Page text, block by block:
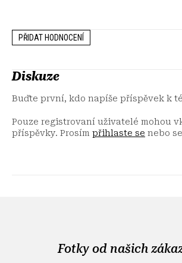
PŘIDAT HODNOCENÍ
Diskuze
Buďte první, kdo napíše příspěvek k
Pouze registrovaní uživatelé mohou
příspěvky. Prosím přihlaste se nebo se
Fotky od našich